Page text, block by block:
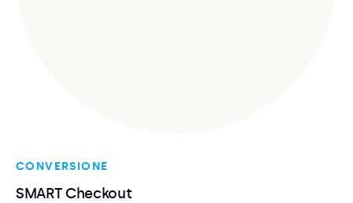
CONVERSIONE
SMART Checkout